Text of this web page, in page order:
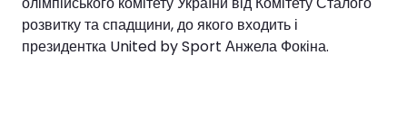
розвитку та спадщини, до якого входить і
президентка United by Sport Анжела Фокіна.